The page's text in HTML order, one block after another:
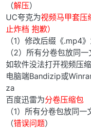
（解压）
UC夸克为视频马甲套压
止炸档 抱歉）
（1）修改后缀《.mp4
（2）所有分卷包放同
如软件没法打开视频压
电脑端Bandizip或
za
百度迅雷为分卷压缩包
（1）所有分卷包放同
（错误问题）